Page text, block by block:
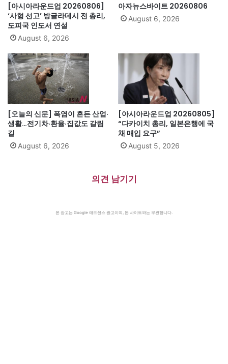
[아시아라운드업 20260806]
‘사형 선고’ 방글라데시 전 총리,
도피국 인도서 연설
August 6, 2026
아자뉴스바이트 20260806
August 6, 2026
[오늘의 신문] 폭염이 흔든 산업·
생활…전기차·환율·집값도 갈림
길
August 6, 2026
[아시아라운드업 20260805]
“다카이치 총리, 일본은행에 국
채 매입 요구”
August 5, 2026
의견 남기기
본 광고는 Google 애드센스 광고이며, 본 사이트와는 무관합니다.